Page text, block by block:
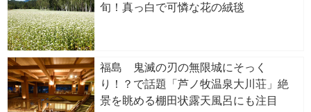
旬！真っ白で可憐な花の絨毯
福島 鬼滅の刃の無限城にそっく
り！？で話題「芦ノ牧温泉大川荘」絶
景を眺める棚田状露天風呂にも注目